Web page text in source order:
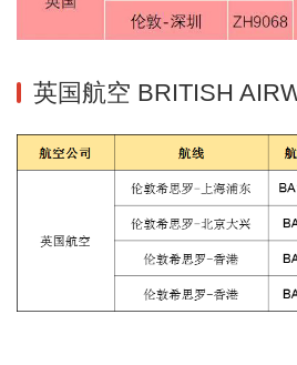
英国航空 BRITISH